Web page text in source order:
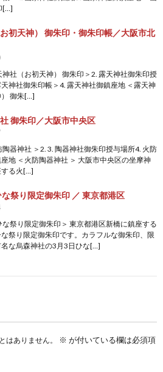
[…]
初天神） 御朱印・御朱印帳／大阪市北
神社（お初天神） 御朱印＞2. 露天神社御朱印授
神社御朱印帳＞4. 露天神社御鎮座地 ＜露天神
御朱[…]
御朱印／大阪市中央区
陶器神社 ＞2. 3. 陶器神社御朱印授与場所4. 火防
地 ＜火防陶器神社 ＞ 大阪市中央区の坐摩神
する火[…]
祭り限定御朱印 ／ 東京都港区
な祭り限定御朱印＞ 東京都港区新橋に鎮座する
祭り限定御朱印です。カラフルな御朱印、限
な烏森神社の3月3日ひな[…]
はありません。 ※ が付いている欄は必須項